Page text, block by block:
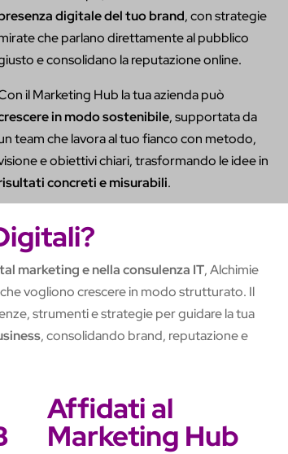
digitale del tuo brand, con strategie
che parlano direttamente al pubblico
e consolidano la reputazione online.
il Marketing Hub la tua azienda può
in modo sostenibile, supportata da
team che lavora al tuo fianco con metodo,
e obiettivi chiari, trasformando le idee in
concreti e misurabili.
marketing e nella consulenza IT, Alchimie
vogliono crescere in modo strutturato. Il
strumenti e strategie per guidare la tua
, consolidando brand, reputazione e
Affidati al
Marketing Hub